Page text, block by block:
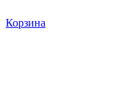
Корзина